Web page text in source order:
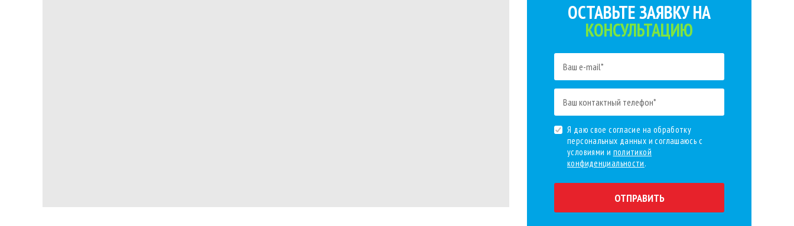
ОСТАВЬТЕ ЗАЯВКУ НА
КОНСУЛЬТАЦИЮ
Я даю свое согласие на обработку
персональных данных и соглашаюсь с
условиями и политикой
конфиденциальности.
ОТПРАВИТЬ